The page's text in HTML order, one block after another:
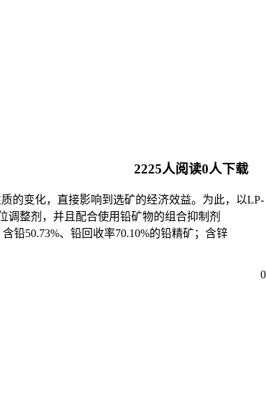
2225人阅读0人下载
的变化，直接影响到选矿的经济效益。为此，以LP-
调整剂，并且配合使用铅矿物的组合抑制剂
铅50.73%、铅回收率70.10%的铅精矿；含锌
0